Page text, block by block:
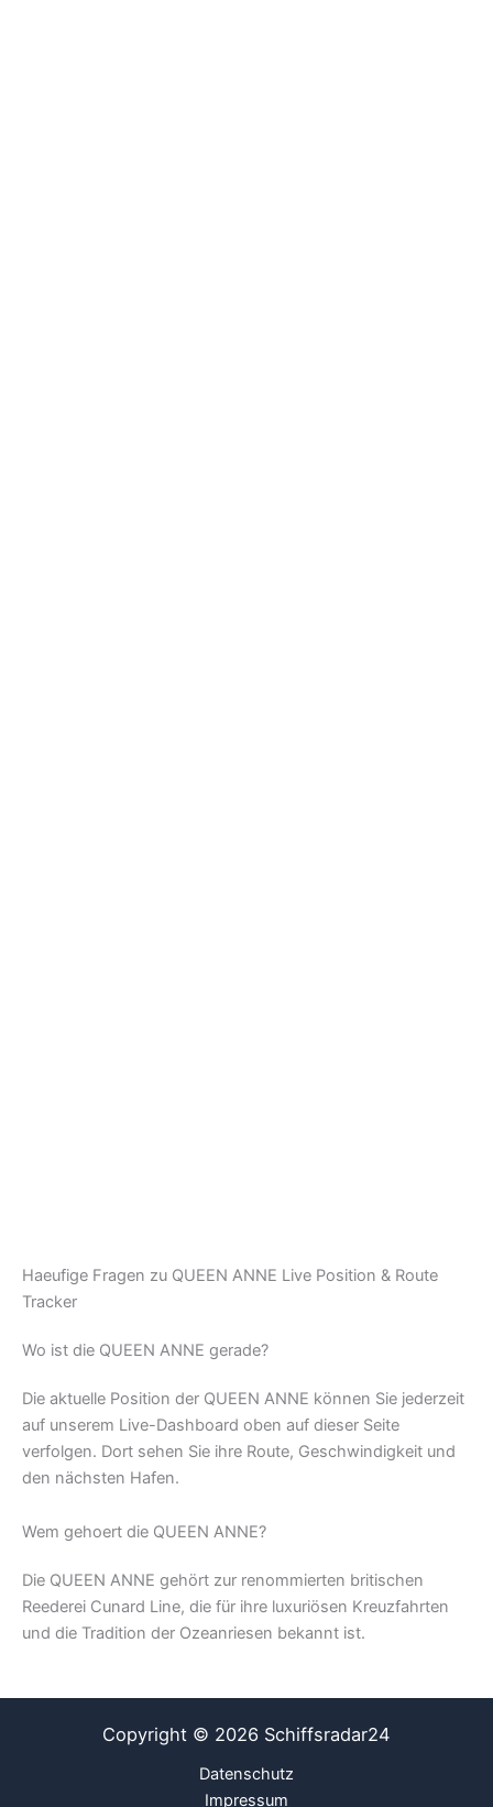
Haeufige Fragen zu QUEEN ANNE Live Position & Route
Tracker
Wo ist die QUEEN ANNE gerade?
Die aktuelle Position der QUEEN ANNE können Sie jederzeit
auf unserem Live-Dashboard oben auf dieser Seite
verfolgen. Dort sehen Sie ihre Route, Geschwindigkeit und
den nächsten Hafen.
Wem gehoert die QUEEN ANNE?
Die QUEEN ANNE gehört zur renommierten britischen
Reederei Cunard Line, die für ihre luxuriösen Kreuzfahrten
und die Tradition der Ozeanriesen bekannt ist.
Copyright © 2026 Schiffsradar24
Datenschutz
Impressum